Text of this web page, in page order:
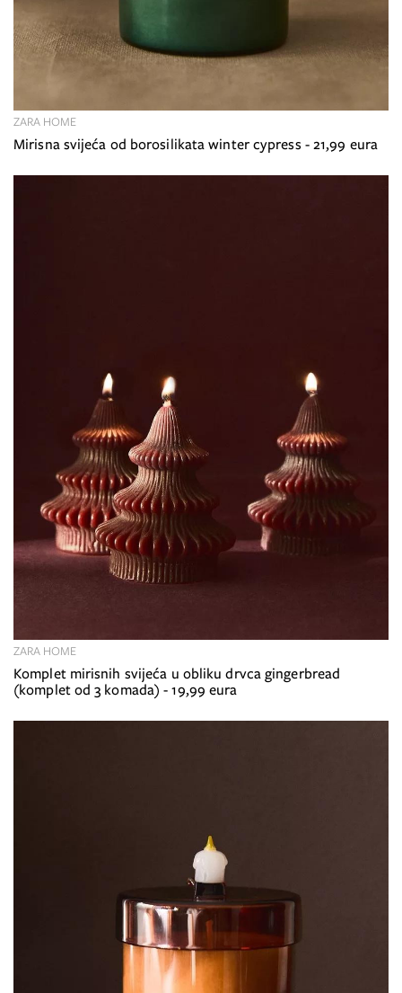
Mirisna svijeća od borosilikata winter cypress - 21,99 eura
ZARA HOME
Komplet mirisnih svijeća u obliku drvca gingerbread
(komplet od 3 komada) - 19,99 eura
ZARA HOME